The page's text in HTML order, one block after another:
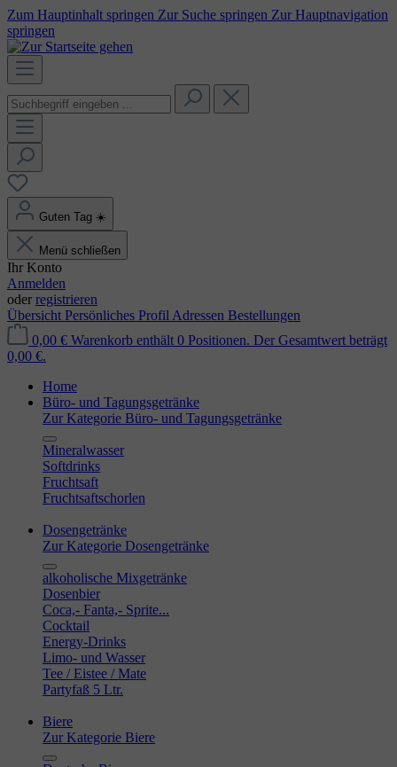
Zum Hauptinhalt springen Zur Suche springen Zur Hauptnavigation
springen
Guten Tag ☀️
Menü schließen
Ihr Konto
Anmelden
oder registrieren
Übersicht Persönliches Profil Adressen Bestellungen
0,00 € Warenkorb enthält 0 Positionen. Der Gesamtwert beträgt
0,00 €.
Home
Büro- und Tagungsgetränke
Zur Kategorie Büro- und Tagungsgetränke
Mineralwasser
Softdrinks
Fruchtsaft
Fruchtsaftschorlen
Dosengetränke
Zur Kategorie Dosengetränke
alkoholische Mixgetränke
Dosenbier
Coca,- Fanta,- Sprite...
Cocktail
Energy-Drinks
Limo- und Wasser
Tee / Eistee / Mate
Partyfaß 5 Ltr.
Biere
Zur Kategorie Biere